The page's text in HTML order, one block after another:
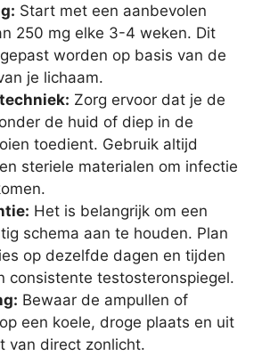
Start met een aanbevolen
250 mg elke 3-4 weken. Dit
worden op basis van de
je lichaam.
Zorg ervoor dat je de
de huid of diep in de
toedient. Gebruik altijd
steriele materialen om infectie
Het is belangrijk om een
schema aan te houden. Plan
op dezelfde dagen en tijden
consistente testosteronspiegel.
Bewaar de ampullen of
een koele, droge plaats en uit
van direct zonlicht.